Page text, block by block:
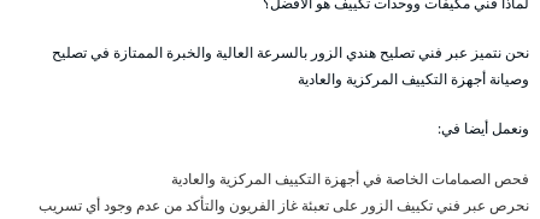
نحن نتميز عبر فني تصليح هندي الزور بالسرعة العالية والخبرة الممتازة في تصليح
وصيانة أجهزة التكييف المركزية والعادية
ونعمل أيضا في:
فحص الصمامات الخاصة في أجهزة التكييف المركزية والعادية
نحرص عبر فني تكييف الزور على تعبئة غاز الفريون والتأكد من عدم وجود أي تسريب